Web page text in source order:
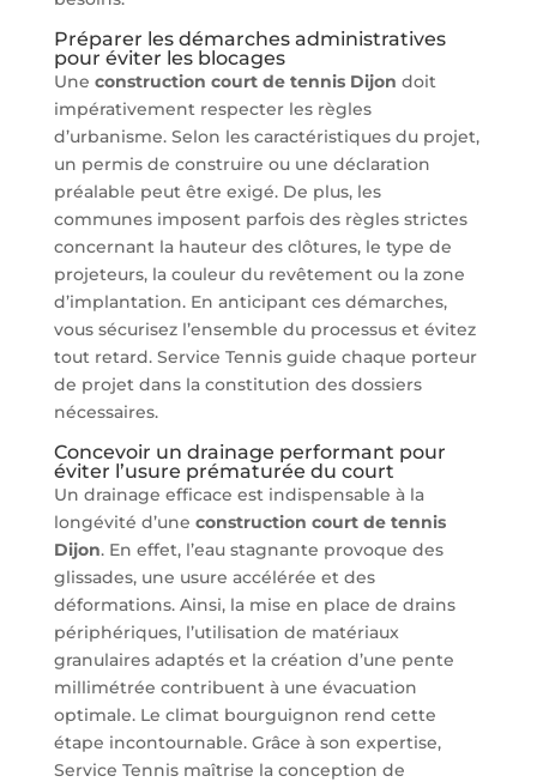
Préparer les démarches administratives
pour éviter les blocages
Une construction court de tennis Dijon doit
impérativement respecter les règles
d’urbanisme. Selon les caractéristiques du projet,
un permis de construire ou une déclaration
préalable peut être exigé. De plus, les
communes imposent parfois des règles strictes
concernant la hauteur des clôtures, le type de
projeteurs, la couleur du revêtement ou la zone
d’implantation. En anticipant ces démarches,
vous sécurisez l’ensemble du processus et évitez
tout retard. Service Tennis guide chaque porteur
de projet dans la constitution des dossiers
nécessaires.
Concevoir un drainage performant pour
éviter l’usure prématurée du court
Un drainage efficace est indispensable à la
longévité d’une construction court de tennis
Dijon. En effet, l’eau stagnante provoque des
glissades, une usure accélérée et des
déformations. Ainsi, la mise en place de drains
périphériques, l’utilisation de matériaux
granulaires adaptés et la création d’une pente
millimétrée contribuent à une évacuation
optimale. Le climat bourguignon rend cette
étape incontournable. Grâce à son expertise,
Service Tennis maîtrise la conception de